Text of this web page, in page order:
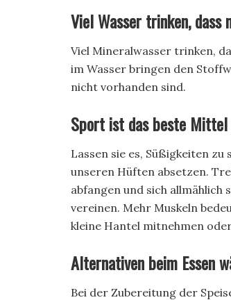
Viel Wasser trinken, dass
Viel Mineralwasser trinken,
im Wasser bringen den
nicht vorhanden sind.
Sport ist das beste Mittel
Lassen sie es, Süßigkeiten
unseren Hüften absetzen.
abfangen und sich
vereinen. Mehr Muskeln
kleine Hantel mitnehmen
Alternativen beim Essen
Bei der Zubereitung der